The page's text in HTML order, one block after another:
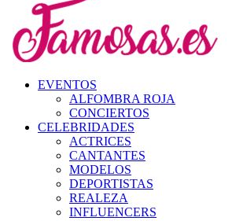
EVENTOS
ALFOMBRA ROJA
CONCIERTOS
CELEBRIDADES
ACTRICES
CANTANTES
MODELOS
DEPORTISTAS
REALEZA
INFLUENCERS